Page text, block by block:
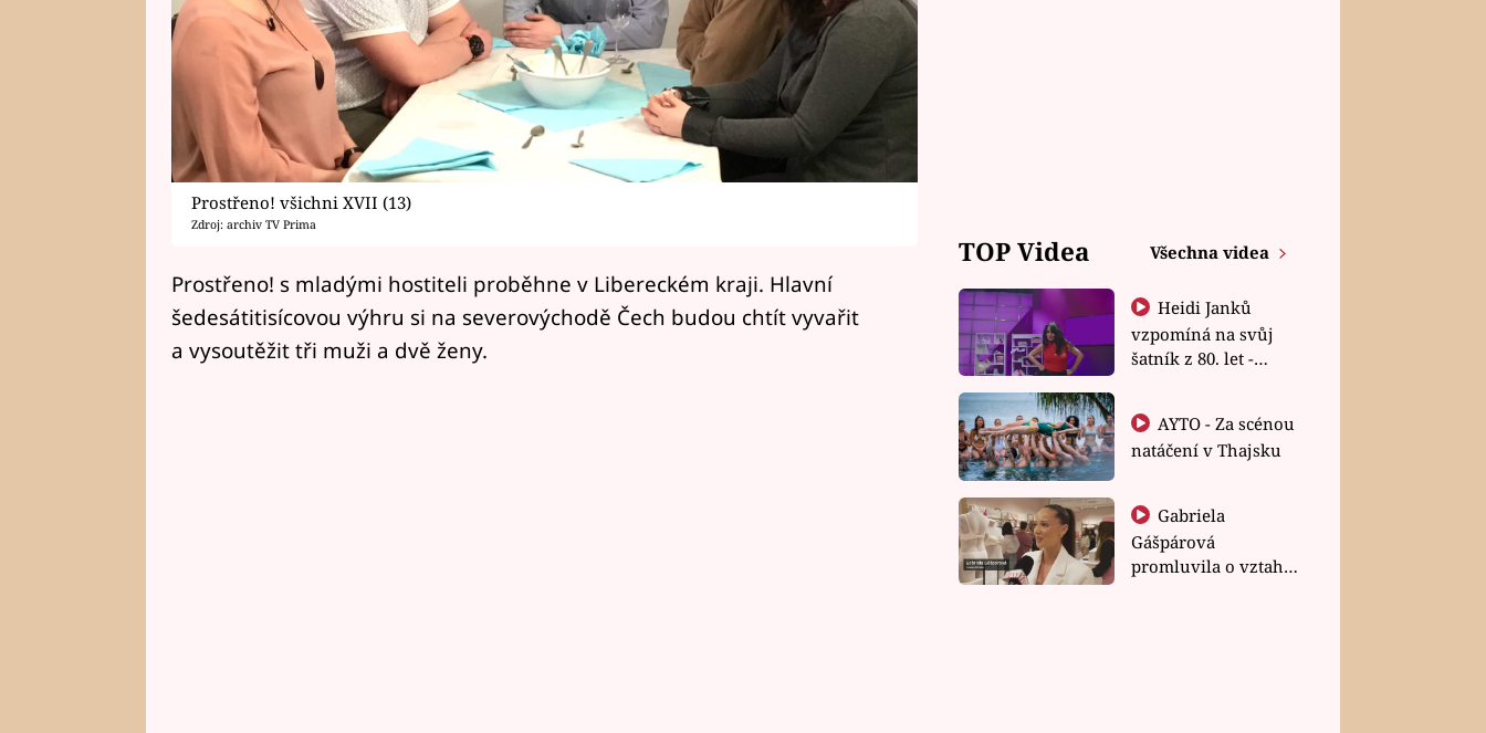
Prostřeno! všichni XVII (13)
Zdroj: archiv TV Prima
Prostřeno! s mladými hostiteli proběhne v Libereckém kraji. Hlavní
šedesátitisícovou výhru si na severovýchodě Čech budou chtít vyvařit
a vysoutěžit tři muži a dvě ženy.
TOP Videa Všechna videa
Heidi Janků
vzpomíná na svůj
šatník z 80. let -
natáčení v Thajsku
Gabriela
Gášpárová
promluvila o vztahu